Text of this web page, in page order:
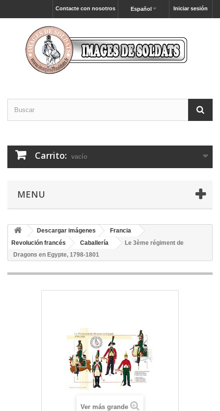
Iniciar sesión
Español
Contacte con nosotros
Carrito: vacío
MENU
Descargar imágenes
Francia
Revolución francés
Caballería
Le 3ème régiment de
Dragons en Egypte, 1798-1801
Ver más grande